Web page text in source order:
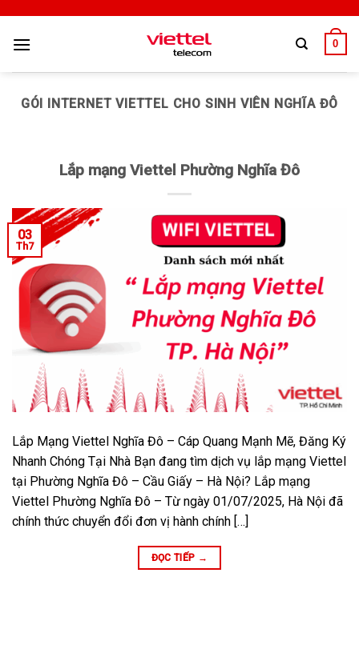
0
GÓI INTERNET VIETTEL CHO SINH VIÊN NGHĨA ĐÔ
Lắp mạng Viettel Phường Nghĩa Đô
03
Th7
Lắp Mạng Viettel Nghĩa Đô – Cáp Quang Mạnh Mẽ, Đăng Ký
Nhanh Chóng Tại Nhà Bạn đang tìm dịch vụ lắp mạng Viettel
tại Phường Nghĩa Đô – Cầu Giấy – Hà Nội? Lắp mạng
Viettel Phường Nghĩa Đô – Từ ngày 01/07/2025, Hà Nội đã
chính thức chuyển đổi đơn vị hành chính […]
ĐỌC TIẾP →